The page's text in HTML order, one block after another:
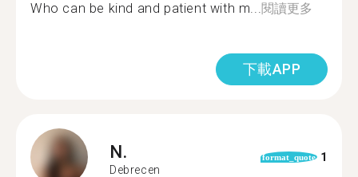
Who can be kind and patient with m...閱讀更多
下載APP
N.
Debrecen
format_quote 1